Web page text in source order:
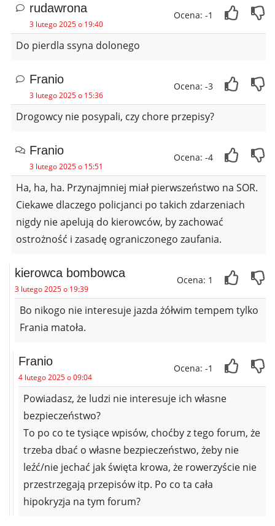
rudawrona
3 lutego 2025 o 19:40
Ocena: -1
Do pierdla ssyna dolonego
Franio
3 lutego 2025 o 15:36
Ocena: -3
Drogowcy nie posypali, czy chore przepisy?
Franio
3 lutego 2025 o 15:51
Ocena: -4
Ha, ha, ha. Przynajmniej miał pierwszeństwo na SOR.
Ciekawe dlaczego policjanci po takich zdarzeniach
nigdy nie apelują do kierowców, by zachować
ostrożność i zasadę ograniczonego zaufania.
kierowca bombowca
3 lutego 2025 o 19:39
Ocena: 1
Bo nikogo nie interesuje jazda żółwim tempem tylko
Frania matoła.
Franio
4 lutego 2025 o 09:04
Ocena: -1
Powiadasz, że ludzi nie interesuje ich własne
bezpieczeństwo?
To po co te tysiące wpisów, choćby z tego forum, że
trzeba dbać o własne bezpieczeństwo, żeby nie
leźć/nie jechać jak święta krowa, że rowerzyście nie
przestrzegają przepisów itp. Po co ta cała
hipokryzja na tym forum?